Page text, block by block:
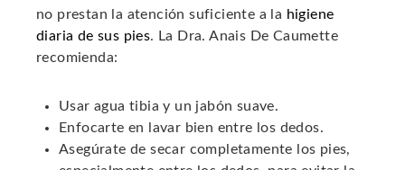
no prestan la atención suficiente a la higiene
diaria de sus pies. La Dra. Anais De Caumette
recomienda:
Usar agua tibia y un jabón suave.
Enfocarte en lavar bien entre los dedos.
Asegúrate de secar completamente los pies,